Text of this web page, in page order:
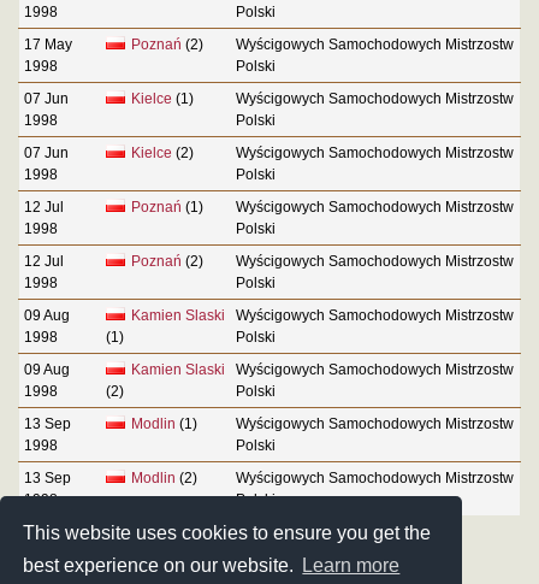
This website uses cookies to ensure you get the
best experience on our website.
Learn more
1998
Polski
17 May
1998
Poznań (2)
Wyścigowych Samochodowych Mistrzostw
Polski
07 Jun
1998
Kielce (1)
Wyścigowych Samochodowych Mistrzostw
Polski
07 Jun
1998
Kielce (2)
Wyścigowych Samochodowych Mistrzostw
Polski
12 Jul
1998
Poznań (1)
Wyścigowych Samochodowych Mistrzostw
Polski
12 Jul
1998
Poznań (2)
Wyścigowych Samochodowych Mistrzostw
Polski
09 Aug
1998
Kamien Slaski
(1)
Wyścigowych Samochodowych Mistrzostw
Polski
09 Aug
1998
Kamien Slaski
(2)
Wyścigowych Samochodowych Mistrzostw
Polski
13 Sep
1998
Modlin (1)
Wyścigowych Samochodowych Mistrzostw
Polski
13 Sep
1998
Modlin (2)
Wyścigowych Samochodowych Mistrzostw
Polski